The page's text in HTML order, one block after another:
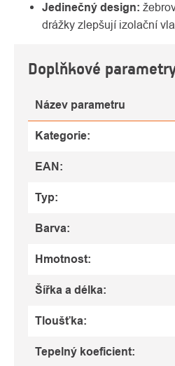
Jedinečný design:
drážky zlepšují izolační
Doplňkové
Název parametru
Kategorie:
EAN :
Typ:
Barva:
Hmotnost:
Šířka a délka:
Tloušťka:
Tepelný koeficient: